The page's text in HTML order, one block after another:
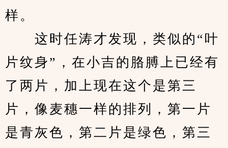
样。
这时任涛才发现，类似的“叶
片纹身”，在小吉的胳膊上已经有
了两片，加上现在这个是第三
片，像麦穗一样的排列，第一片
是青灰色，第二片是绿色，第三